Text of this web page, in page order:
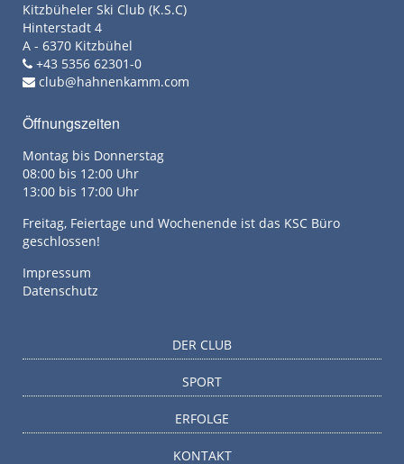
Kitzbüheler Ski Club (K.S.C)
Hinterstadt 4
A - 6370 Kitzbühel
+43 5356 62301-0
club@hahnenkamm.com
Öffnungszeiten
Montag bis Donnerstag
08:00 bis 12:00 Uhr
13:00 bis 17:00 Uhr
Freitag, Feiertage und Wochenende ist das KSC Büro
geschlossen!
Impressum
Datenschutz
DER CLUB
SPORT
ERFOLGE
KONTAKT